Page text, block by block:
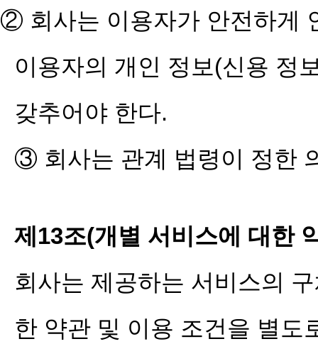
② 회사는 이용자가 안전하게
이용자의 개인 정보(신용 정
갖추어야 한다.
③ 회사는 관계 법령이 정한
제13조(개별 서비스에 대한
회사는 제공하는 서비스의
한 약관 및 이용 조건을 별도